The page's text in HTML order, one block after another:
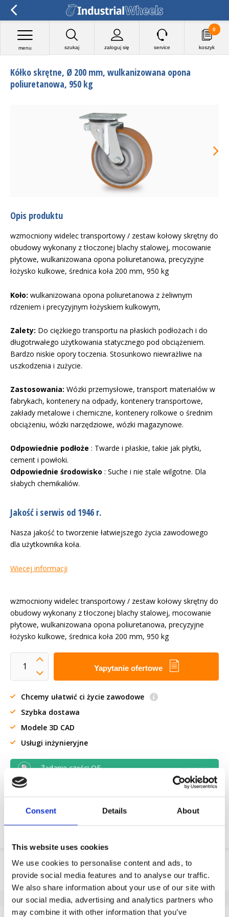
Consent Details About
This website uses cookies
We use cookies to personalise content and ads, to
provide social media features and to analyse our traffic.
We also share information about your use of our site with
our social media, advertising and analytics partners who
may combine it with other information that you’ve
szukaj zaloguj się
menu service koszyk
0
Kółko skrętne, Ø 200 mm, wulkanizowana opona
poliuretanowa, 950 kg
Opis produktu
wzmocniony widelec transportowy / zestaw kołowy skrętny do
obudowy wykonany z tłoczonej blachy stalowej, mocowanie
płytowe, wulkanizowana opona poliuretanowa, precyzyjne
łożysko kulkowe, średnica koła 200 mm, 950 kg
Koło: wulkanizowana opona poliuretanowa z żeliwnym
rdzeniem i precyzyjnym łożyskiem kulkowym,
Zalety: Do ciężkiego transportu na płaskich podłożach i do
długotrwałego użytkowania statycznego pod obciążeniem.
Bardzo niskie opory toczenia. Stosunkowo niewrażliwe na
uszkodzenia i zużycie.
Zastosowania: Wózki przemysłowe, transport materiałów w
fabrykach, kontenery na odpady, kontenery transportowe,
zakłady metalowe i chemiczne, kontenery rolkowe o średnim
obciążeniu, wózki narzędziowe, wózki magazynowe.
Odpowiednie podłoże : Twarde i płaskie, takie jak płytki,
cement i powłoki.
Odpowiednie środowisko : Suche i nie stale wilgotne. Dla
słabych chemikaliów.
Jakość i serwis od 1946 r.
Nasza jakość to tworzenie łatwiejszego życia zawodowego
dla użytkownika koła.
Więcej informacji
wzmocniony widelec transportowy / zestaw kołowy skrętny do
obudowy wykonany z tłoczonej blachy stalowej, mocowanie
płytowe, wulkanizowana opona poliuretanowa, precyzyjne
łożysko kulkowe, średnica koła 200 mm, 950 kg
Yapytanie ofertowe
Chcemy ułatwić ci życie zawodowe
Szybka dostawa
Modele 3D CAD
Usługi inżynieryjne
Żądanie części OE
Informacje o produkcie
SKU
174436200
EAN
8718116202240
Dane techniczne